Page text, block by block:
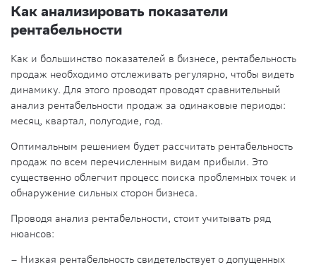
Как анализировать показатели
рентабельности
Как и большинство показателей в бизнесе, рентабельность
продаж необходимо отслеживать регулярно, чтобы видеть
динамику. Для этого проводят проводят сравнительный
анализ рентабельности продаж за одинаковые периоды:
месяц, квартал, полугодие, год.
Оптимальным решением будет рассчитать рентабельность
продаж по всем перечисленным видам прибыли. Это
существенно облегчит процесс поиска проблемных точек и
обнаружение сильных сторон бизнеса.
Проводя анализ рентабельности, стоит учитывать ряд
нюансов:
– Низкая рентабельность свидетельствует о допущенных